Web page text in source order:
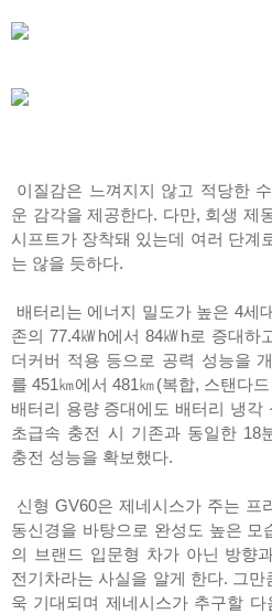
이질감은 느껴지지 않고 적당한
운 감각을 제공한다. 다만, 회생 제
시프트가 장착돼 있는데 여러 단계
는 않을 듯하다.
배터리는 에너지 밀도가 높은 4세
존의 77.4㎾h에서 84㎾h로 증대하
더커버 적용 등으로 공력 성능을
를 451㎞에서 481㎞(복합, 스탠다
배터리 용량 증대에도 배터리 냉각
초급속 충전 시 기존과 동일한 18
충전 성능을 확보했다.
신형 GV60은 제네시스가 주는 프
동신경을 바탕으로 완성도 높은 모
의 브랜드 입문형 차가 아닌 방향
전기차라는 사실을 알게 한다. 그
욱 기대되며 제네시스가 추구할